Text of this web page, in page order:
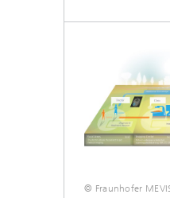
© Fraunhofer